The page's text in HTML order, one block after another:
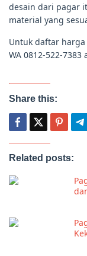
desain dari pagar
material yang
Untuk daftar harga
WA 0812-522-
Share this:
Related posts: